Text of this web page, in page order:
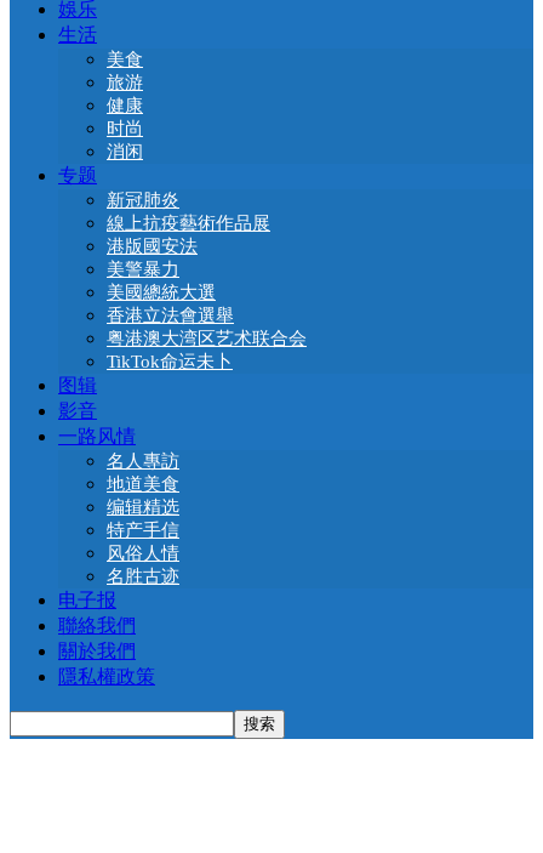
娛乐
生活
美食
旅游
健康
时尚
消闲
专题
新冠肺炎
線上抗疫藝術作品展
港版國安法
美警暴力
美國總統大選
香港立法會選舉
粤港澳大湾区艺术联合会
TikTok命运未卜
图辑
影音
一路风情
名人專訪
地道美食
编辑精选
特产手信
风俗人情
名胜古迹
电子报
聯絡我們
關於我們
隱私權政策